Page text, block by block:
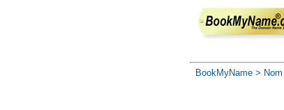
BookMyName >